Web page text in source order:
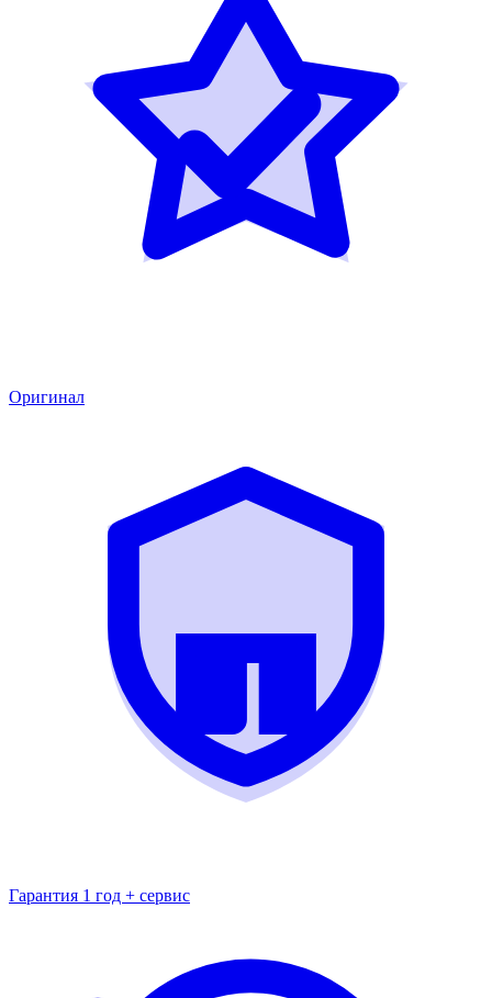
Оригинал
Гарантия 1 год + сервис